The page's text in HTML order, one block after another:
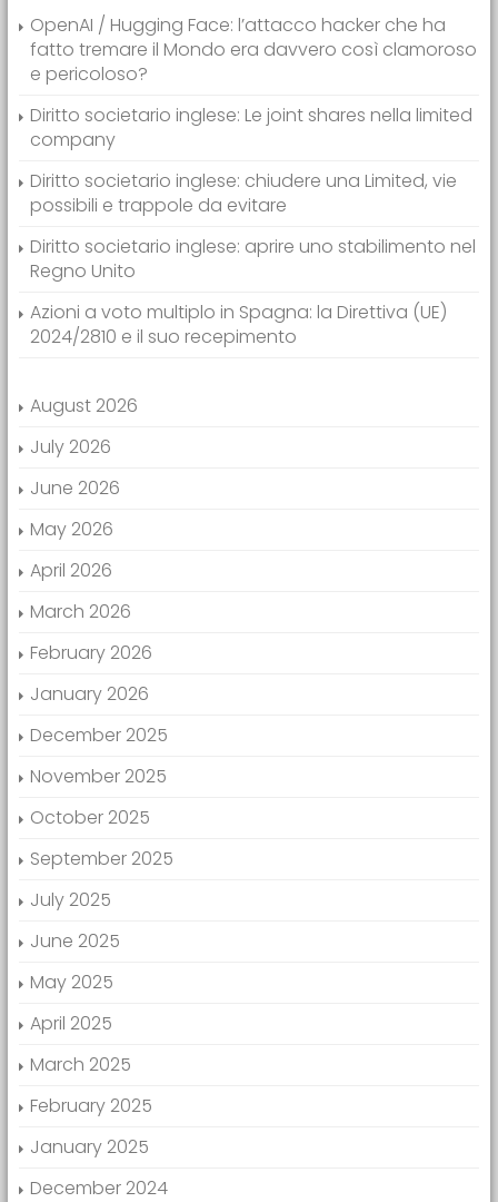
OpenAI / Hugging Face: l’attacco hacker che ha
fatto tremare il Mondo era davvero così clamoroso
e pericoloso?
Diritto societario inglese: Le joint shares nella limited
company
Diritto societario inglese: chiudere una Limited, vie
possibili e trappole da evitare
Diritto societario inglese: aprire uno stabilimento nel
Regno Unito
Azioni a voto multiplo in Spagna: la Direttiva (UE)
2024/2810 e il suo recepimento
August 2026
July 2026
June 2026
May 2026
April 2026
March 2026
February 2026
January 2026
December 2025
November 2025
October 2025
September 2025
July 2025
June 2025
May 2025
April 2025
March 2025
February 2025
January 2025
December 2024